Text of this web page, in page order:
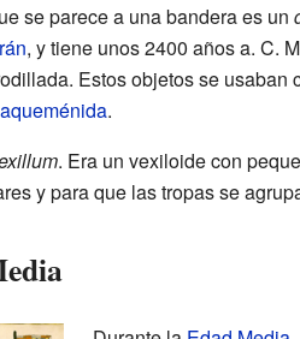
se parece a una bandera es un
, y tiene unos 2400 años a. C.
Estos objetos se usaban
.
. Era un vexiloide con
y para que las tropas se